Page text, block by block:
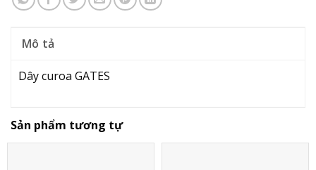
Mô tả
Dây curoa GATES
Sản phẩm tương tự